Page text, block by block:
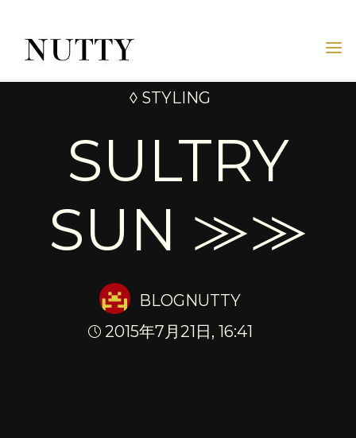
content
NUTTY
NUTTY
◊ STYLING
SULTRY
SUN ≫≫
BLOGNUTTY
2015年7月21日, 16:41